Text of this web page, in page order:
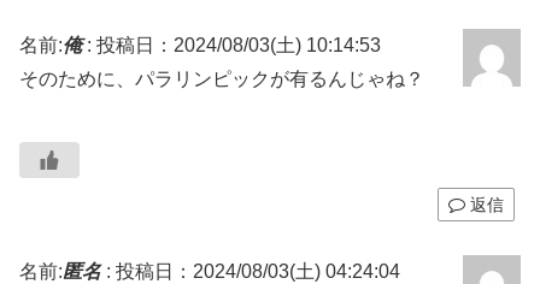
名前:俺: 投稿日：2024/08/03(土) 10:14:53
そのために、パラリンピックが有るんじゃね？
返信
名前:匿名: 投稿日：2024/08/03(土) 04:24:04